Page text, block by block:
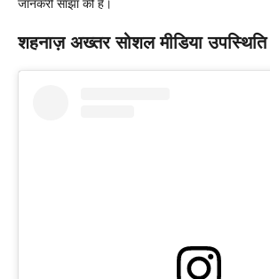
जानकरी साझा की है।
शहनाज़ अख्तर सोशल मीडिया उपस्थिति